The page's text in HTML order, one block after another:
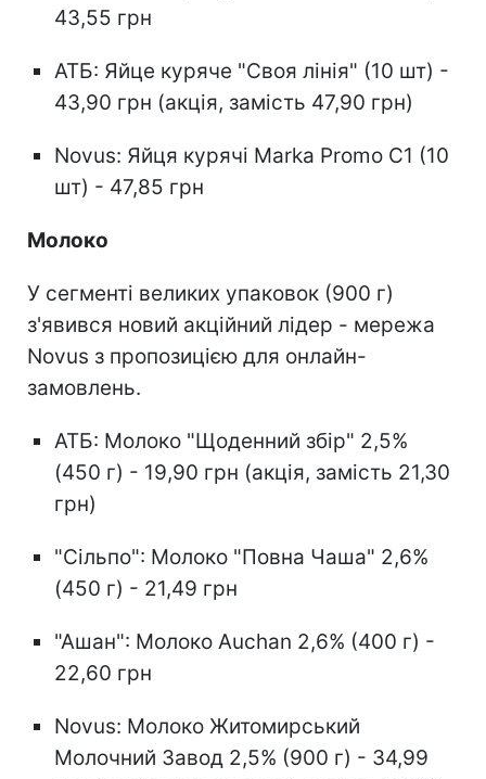
43,55 грн
АТБ: Яйце куряче "Своя лінія" (10 шт) -
43,90 грн (акція, замість 47,90 грн)
Novus: Яйця курячі Marka Promo С1 (10
шт) - 47,85 грн
Молоко
У сегменті великих упаковок (900 г)
з'явився новий акційний лідер - мережа
Novus з пропозицією для онлайн-
замовлень.
АТБ: Молоко "Щоденний збір" 2,5%
(450 г) - 19,90 грн (акція, замість 21,30
грн)
"Сільпо": Молоко "Повна Чаша" 2,6%
(450 г) - 21,49 грн
"Ашан": Молоко Auchan 2,6% (400 г) -
22,60 грн
Novus: Молоко Житомирський
Молочний Завод 2,5% (900 г) - 34,99